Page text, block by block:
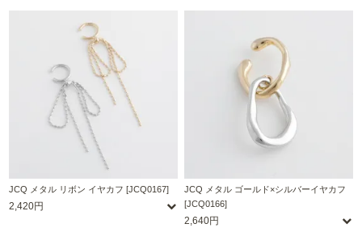
JCQ メタル リボン イヤカフ [JCQ0167]
2,420円
JCQ メタル ゴールド×シルバーイヤカフ
[JCQ0166]
2,640円